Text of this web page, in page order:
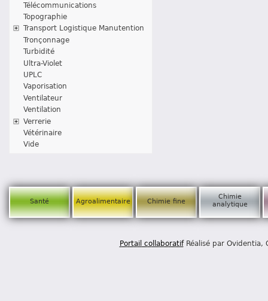
Télécommunications
Topographie
Transport Logistique Manutention
Tronçonnage
Turbidité
Ultra-Violet
UPLC
Vaporisation
Ventilateur
Ventilation
Verrerie
Vétérinaire
Vide
Santé Agroalimentaire Chimie fine
Chimie
analytique
Portail collaboratifRéalisé par Ovidentia,